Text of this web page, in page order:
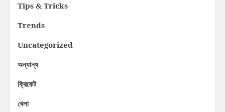
Tips & Tricks
Trends
Uncategorized
অন্যান্য
ক্রিকেট
খেলা